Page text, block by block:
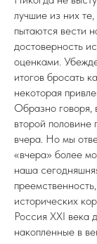
лучшие из них
пытаются вести
достоверность
оценками.
итогов бросать
некоторая
Образно говоря,
второй половине
вчера. Но мы
«вчера» более
наша
исторических
Россия XXI века
накопленные в